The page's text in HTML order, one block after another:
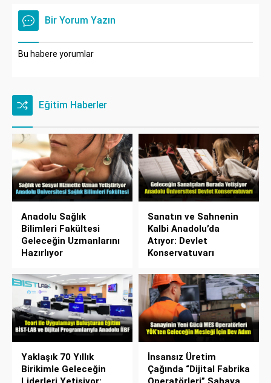
Bir Yorum Yazın
Bu habere yorumlar
Eğitim Haberler
Anadolu Sağlık
Bilimleri Fakültesi
Geleceğin Uzmanlarını
Hazırlıyor
Sanatın ve Sahnenin
Kalbi Anadolu’da
Atıyor: Devlet
Konservatuvarı
Yaklaşık 70 Yıllık
Birikimle Geleceğin
İnsansız Üretim
Çağında “Dijital Fabrika